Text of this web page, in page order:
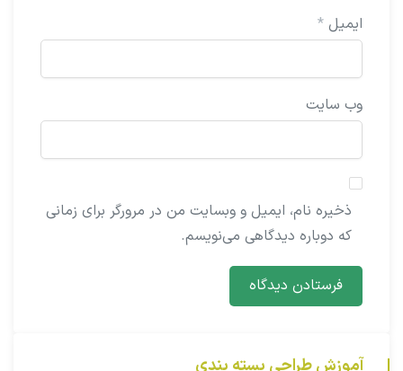
ایمیل *
وب‌ سایت
ذخیره نام، ایمیل و وبسایت من در مرورگر برای زمانی
که دوباره دیدگاهی می‌نویسم.
آموزش طراحی بسته بندی